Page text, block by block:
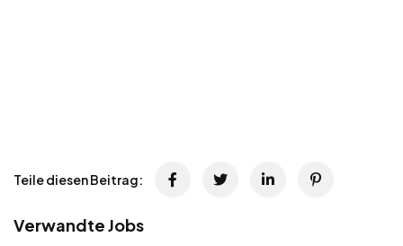
Teile diesen Beitrag:
Verwandte Jobs